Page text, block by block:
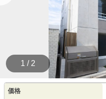
1 / 2
価格